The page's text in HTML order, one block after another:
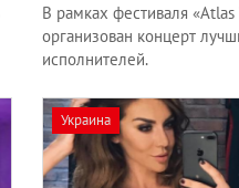
В рамках фестиваля
организован концерт
исполнителей.
Украина